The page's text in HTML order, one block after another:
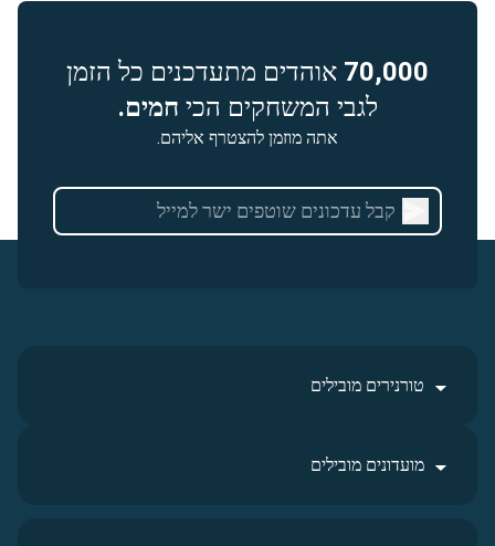
70,000 אוהדים מתעדכנים כל הזמן
לגבי המשחקים הכי חמים.
אתה מוזמן להצטרף אליהם.
טורנירים מובילים
מועדונים מובילים